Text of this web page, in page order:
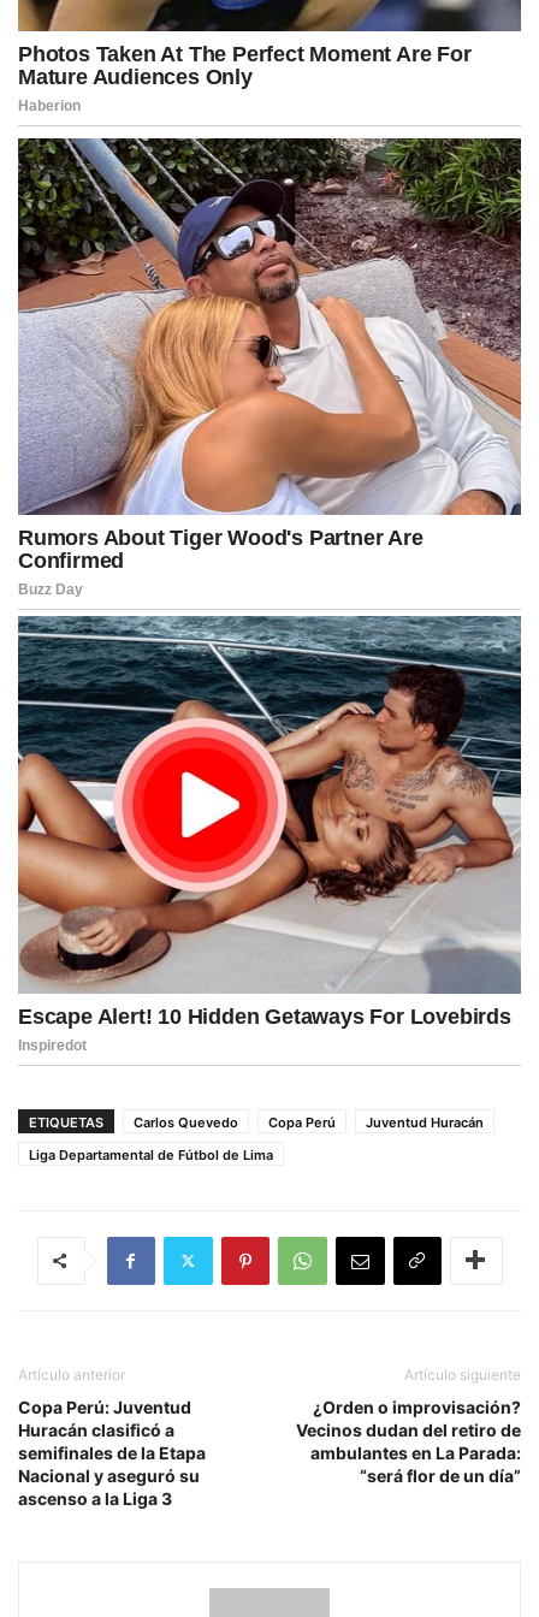
ETIQUETAS Carlos Quevedo Copa Perú
Juventud Huracán
Liga Departamental de Fútbol de Lima
Artículo anterior
Copa Perú: Juventud
Huracán clasificó a
semifinales de la Etapa
Nacional y aseguró su
ascenso a la Liga 3
Artículo siguiente
¿Orden o improvisación?
Vecinos dudan del retiro de
ambulantes en La Parada:
“será flor de un día”